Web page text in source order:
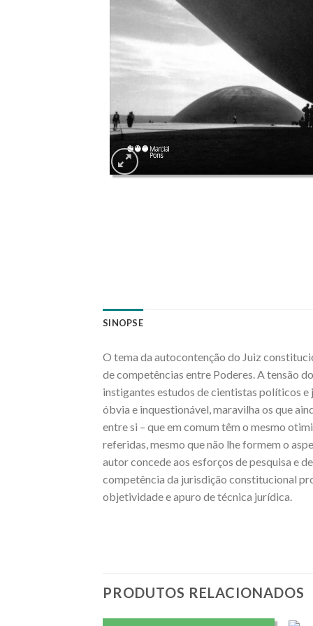
SINOPSE
O tema da autocontenção do Juiz
de competências entre Poderes. A tensão
instigantes estudos de cientistas políticos e
óbvia e inquestionável, maravilha os que
entre si – que em comum têm o mesmo
referidas, mesmo que não lhe formem o
autor concede aos esforços de pesquisa e
competência da jurisdição constitucional
objetividade e apuro de técnica jurídica.
PRODUTOS RELACIONADOS